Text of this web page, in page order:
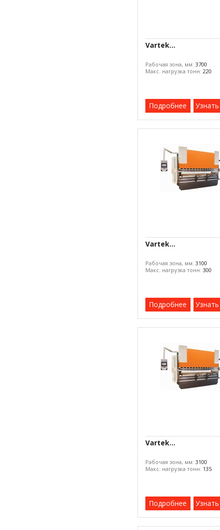
Vartek...
Рабочая зона, мм: 3700
Макс. нагрузка тонн: 220
Подробнее
Vartek...
Рабочая зона, мм: 3100
Макс. нагрузка тонн: 300
Подробнее
Vartek...
Рабочая зона, мм: 3100
Макс. нагрузка тонн: 135
Подробнее